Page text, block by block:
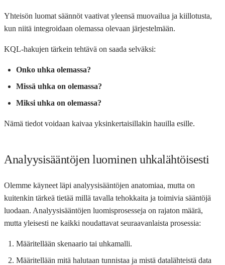
Yhteisön luomat säännöt vaativat yleensä muovailua ja kiillotusta,
kun niitä integroidaan olemassa olevaan järjestelmään.
KQL-hakujen tärkein tehtävä on saada selväksi:
Onko uhka olemassa?
Missä uhka on olemassa?
Miksi uhka on olemassa?
Nämä tiedot voidaan kaivaa yksinkertaisillakin hauilla esille.
Analyysisääntöjen luominen uhkalähtöisesti
Olemme käyneet läpi analyysisääntöjen anatomiaa, mutta on
kuitenkin tärkeä tietää millä tavalla tehokkaita ja toimivia sääntöjä
luodaan. Analyysisääntöjen luomisprosesseja on rajaton määrä,
mutta yleisesti ne kaikki noudattavat seuraavanlaista prosessia:
Määritellään skenaario tai uhkamalli.
Määritellään mitä halutaan tunnistaa ja mistä datalähteistä data